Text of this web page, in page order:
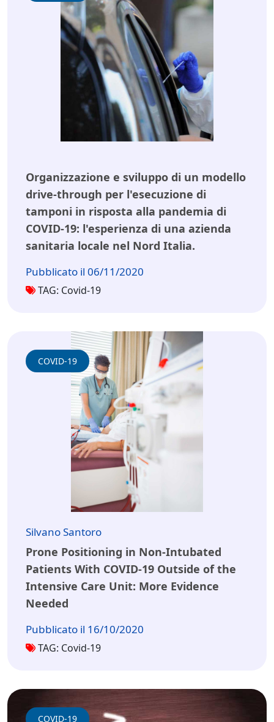
Organizzazione e sviluppo di un modello
drive-through per l'esecuzione di
tamponi in risposta alla pandemia di
COVID-19: l'esperienza di una azienda
sanitaria locale nel Nord Italia.
Pubblicato il 06/11/2020
TAG: Covid-19
COVID-19
Silvano Santoro
Prone Positioning in Non-Intubated
Patients With COVID-19 Outside of the
Intensive Care Unit: More Evidence
Needed
Pubblicato il 16/10/2020
TAG: Covid-19
COVID-19